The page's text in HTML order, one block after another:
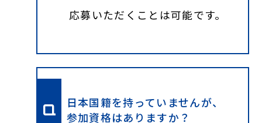
応募いただくことは可能です。
日本国籍を持っていませんが、
参加資格はありますか？